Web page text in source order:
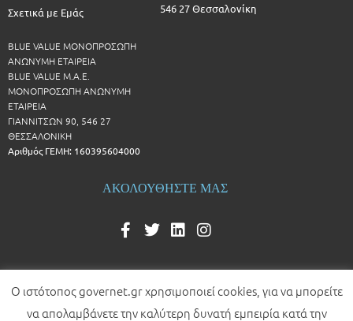
Σχετικά με Εμάς
BLUE VALUE ΜΟΝΟΠΡΟΣΩΠΗ
ΑΝΩΝΥΜΗ ΕΤΑΙΡΕΙΑ
BLUE VALUE Μ.Α.Ε.
ΜΟΝΟΠΡΟΣΩΠΗ ΑΝΩΝΥΜΗ
ΕΤΑΙΡΕΙΑ
ΓΙΑΝΝΙΤΣΩΝ 90, 546 27
ΘΕΣΣΑΛΟΝΙΚΗ
Αριθμός ΓΕΜΗ: 160395604000
546 27 Θεσσαλονίκη
ΑΚΟΛΟΥΘΗΣΤΕ ΜΑΣ
Ο ιστότοπος governet.gr χρησιμοποιεί cookies, για να μπορείτε
να απολαμβάνετε την καλύτερη δυνατή εμπειρία κατά την